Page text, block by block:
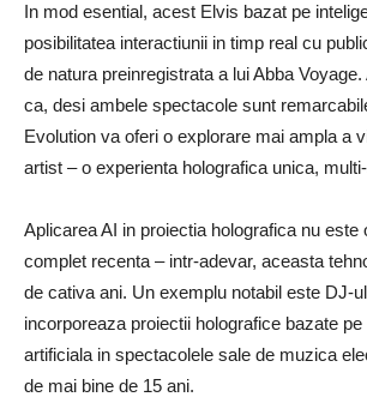
In mod esential, acest Elvis bazat pe
posibilitatea interactiunii in timp real cu
de natura preinregistrata a lui Abba
ca, desi ambele spectacole sunt
Evolution va oferi o explorare mai ampla a
artist – o experienta holografica unica,
Aplicarea AI in proiectia holografica nu este
complet recenta – intr-adevar, aceasta
de cativa ani. Un exemplu notabil este DJ-
incorporeaza proiectii holografice bazate pe
artificiala in spectacolele sale de muzica
de mai bine de 15 ani.